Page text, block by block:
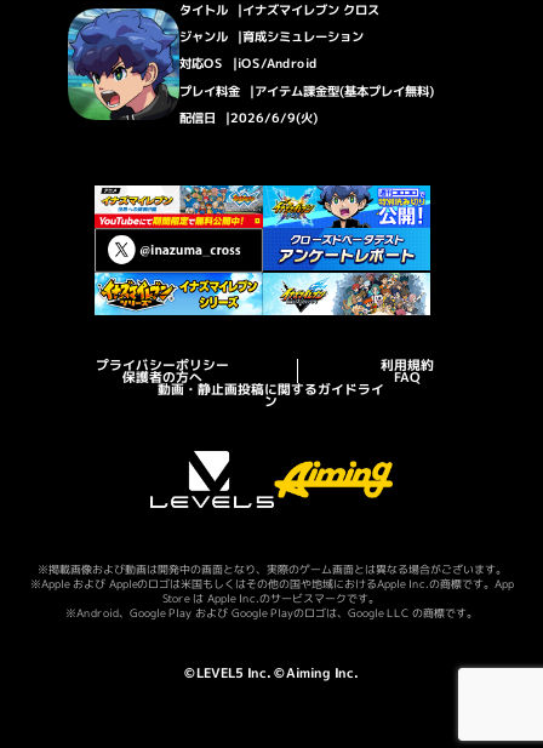
タイトル イナズマイレブン クロス
ジャンル 育成シミュレーション
対応OS iOS/Android
プレイ料金 アイテム課金型(基本プレイ無料)
配信日 2026/6/9(火)
プライバシーポリシー 利用規約
保護者の方へ FAQ
動画・静止画投稿に関するガイドライ
ン
※掲載画像および動画は開発中の画面となり、実際のゲーム画面とは異なる場合がございます。
※Apple および Appleのロゴは米国もしくはその他の国や地域におけるApple Inc.の商標です。App
Store は Apple Inc.のサービスマークです。
※Android、Google Play および Google Playのロゴは、Google LLC の商標です。
©LEVEL5 Inc. ©Aiming Inc.